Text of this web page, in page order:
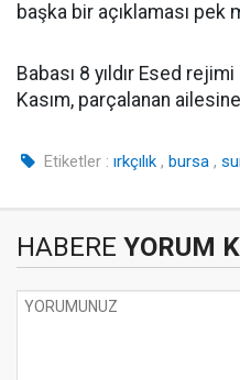
başka bir açıklaması pek
Babası 8 yıldır Esed
Kasım, parçalanan
Etiketler : ırkçılık , bursa ,
HABERE YORUM